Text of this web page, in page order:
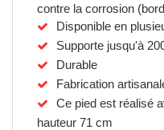
contre la corrosion
Disponible en
Supporte jusqu'à
Durable
Fabrication
Ce pied est réalisé
hauteur 71 cm